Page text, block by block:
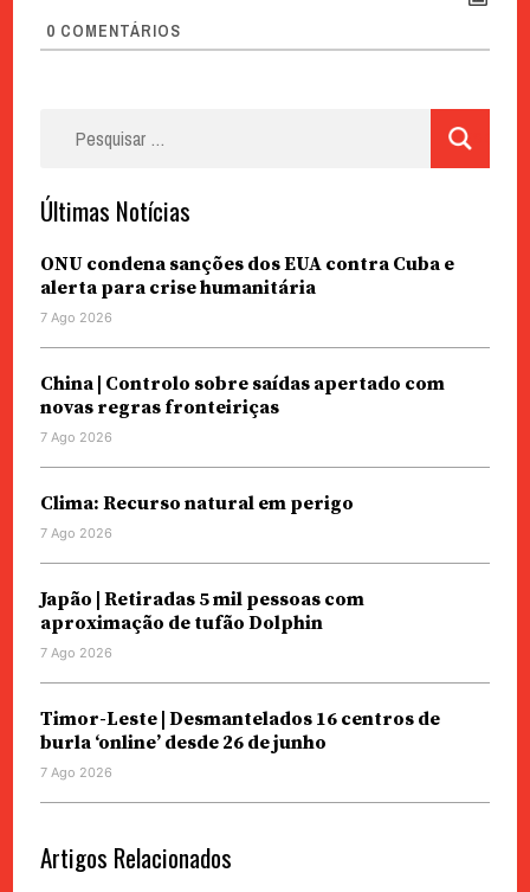
0 COMENTÁRIOS
Últimas Notícias
ONU condena sanções dos EUA contra Cuba e
alerta para crise humanitária
7 Ago 2026
China | Controlo sobre saídas apertado com
novas regras fronteiriças
7 Ago 2026
Clima: Recurso natural em perigo
7 Ago 2026
Japão | Retiradas 5 mil pessoas com
aproximação de tufão Dolphin
7 Ago 2026
Timor-Leste | Desmantelados 16 centros de
burla ‘online’ desde 26 de junho
7 Ago 2026
Artigos Relacionados